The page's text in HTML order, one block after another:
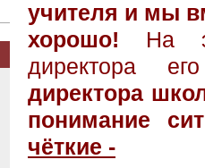
учителя и мы
хорошо! На
директора
директора
понимание
чёткие -